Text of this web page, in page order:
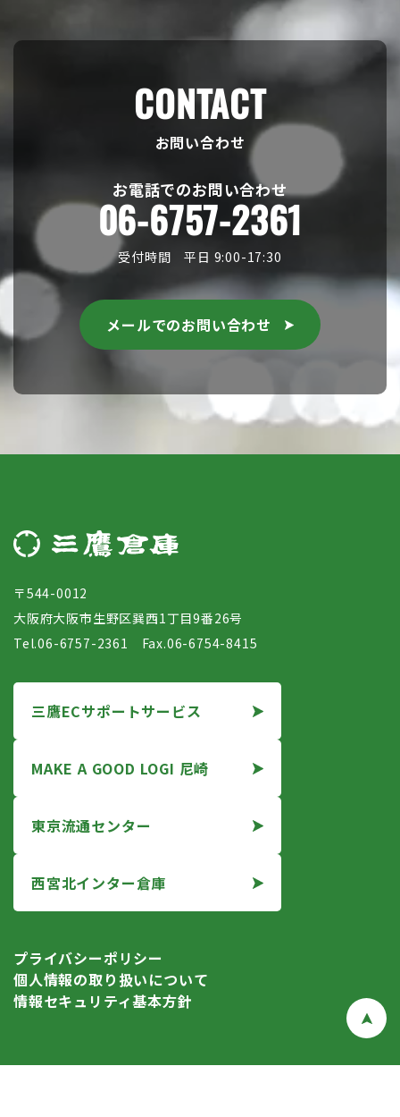
CONTACT
お問い合わせ
お電話でのお問い合わせ
06-6757-2361
受付時間 平日 9:00-17:30
メールでのお問い合わせ
〒544-0012
大阪府大阪市生野区巽西1丁目9番26号
Tel.06-6757-2361 Fax.06-6754-8415
三鷹ECサポートサービス
MAKE A GOOD LOGI 尼崎
東京流通センター
西宮北インター倉庫
プライバシーポリシー
個人情報の取り扱いについて
情報セキュリティ基本方針